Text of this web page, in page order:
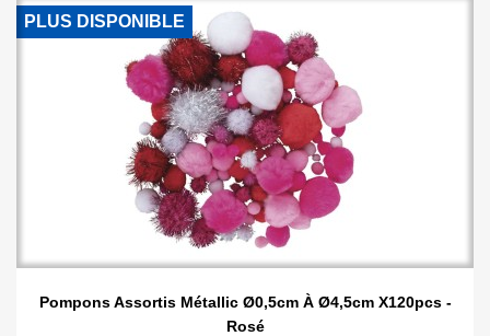
Pompons Assortis Métallic Ø0,5cm À Ø4,5cm X120pcs -
Rosé
PLUS DISPONIBLE